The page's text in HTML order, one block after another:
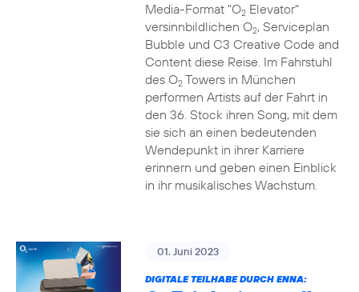
Media-Format "O2Elevator"
versinnbildlichen O2, Serviceplan
Bubble und C3 Creative Code and
Content diese Reise. Im Fahrstuhl
des O2Towers in München
performen Artists auf der Fahrt in
den 36. Stock ihren Song, mit dem
sie sich an einen bedeutenden
Wendepunkt in ihrer Karriere
erinnern und geben einen Einblick
in ihr musikalisches Wachstum.
01. Juni 2023
DIGITALE TEILHABE DURCH ENNA: